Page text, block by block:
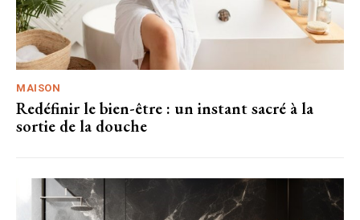
MAISON
Redéfinir le bien-être : un instant sacré à la
sortie de la douche